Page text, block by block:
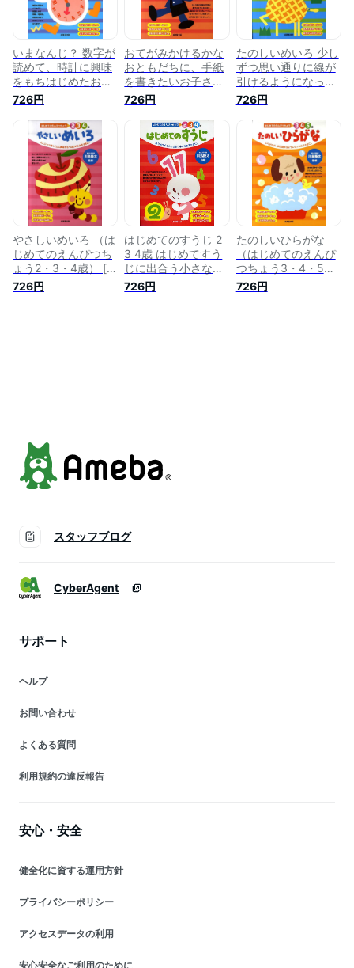
いまなんじ？ 数字が
読めて、時計に興味
をもちはじめたお子
さまに。 （はじめて
のえんぴつちょう
4・5・6歳） [ 川島
隆太 ]
726円
おてがみかけるかな
おともだちに、手紙
を書きたいお子さま
に。 （はじめてのえ
んぴつちょう5・6・
7歳） [ 川島隆太 ]
726円
たのしいめいろ 少し
ずつ思い通りに線が
引けるようになった
お子さまに （はじめ
てのえんぴつちょう
3・4・5歳） [ 川島
隆太 ]
726円
やさしいめいろ （は
じめてのえんぴつち
ょう2・3・4歳） [
川島隆太 ]
726円
はじめてのすうじ 2
3 4歳 はじめてすう
じに出合う小さなお
子さまに。／川島隆
太【1000円以上送料
726円
たのしいひらがな
（はじめてのえんぴ
つちょう3・4・5
歳） [ 川島隆太 ]
726円
スタッフブログ
CyberAgent
サポート
ヘルプ
お問い合わせ
よくある質問
利用規約の違反報告
安心・安全
健全化に資する運用方針
プライバシーポリシー
アクセスデータの利用
安心安全なご利用のために